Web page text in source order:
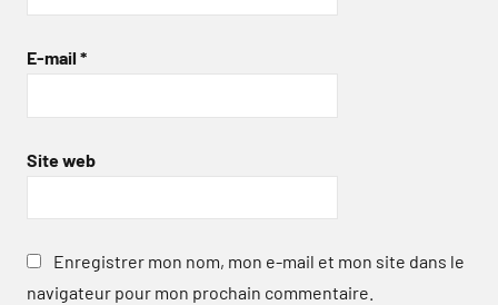
E-mail *
Site web
Enregistrer mon nom, mon e-mail et mon site dans le
navigateur pour mon prochain commentaire.